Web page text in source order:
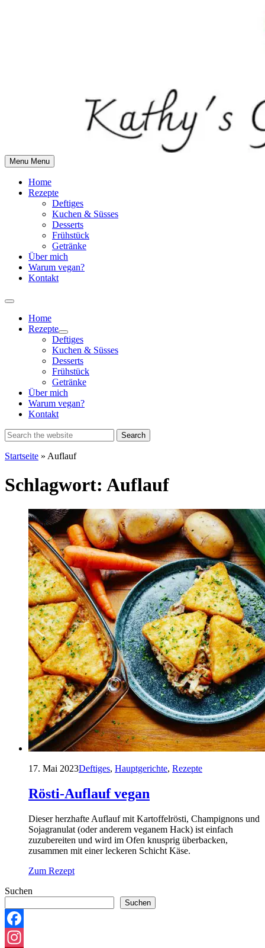
Menu Menu
Home
Rezepte
Deftiges
Kuchen & Süsses
Desserts
Frühstück
Getränke
Über mich
Warum vegan?
Kontakt
Home
Rezepte
Show
sub
menu
Deftiges
Kuchen & Süsses
Desserts
Frühstück
Getränke
Über mich
Warum vegan?
Kontakt
Startseite » Auflauf
Schlagwort: Auflauf
17. Mai 2023Deftiges, Hauptgerichte, Rezepte
Rösti-Auflauf vegan
Dieser herzhafte Auflauf mit Kartoffelrösti, Champignons und
Sojagranulat (oder anderem veganem Hack) ist einfach
zuzubereiten und wird im Ofen knusprig überbacken,
zusammen mit einer leckeren Schicht Käse.
Zum Rezept
Suchen
Suchen
Facebook